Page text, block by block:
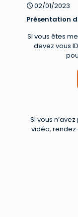
02/01/2023
Présentation
Si vous êtes
devez vous
Si vous
vidéo,